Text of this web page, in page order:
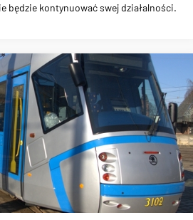
będzie kontynuować swej działalności.